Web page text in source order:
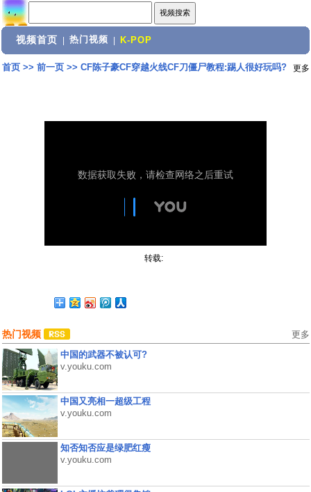
视频首页 热门视频 K-POP
首页>> 前一页>> CF陈子豪CF穿越火线CF刀僵尸教程:踢人很好玩吗? 更多
转载:
热门视频 更多
中国的武器不被认可?
v.youku.com
中国又亮相一超级工程
v.youku.com
知否知否应是绿肥红瘦
v.youku.com